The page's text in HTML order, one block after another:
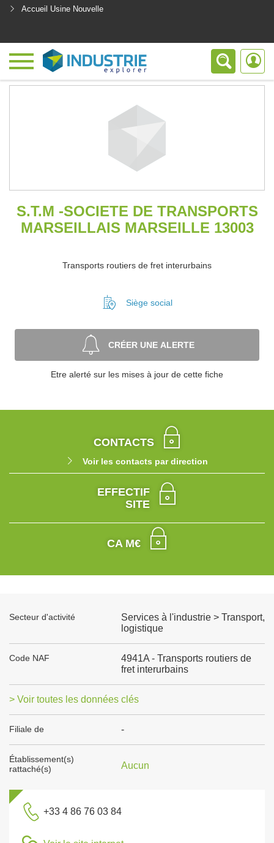
Accueil Usine Nouvelle
S.T.M -SOCIETE DE TRANSPORTS
MARSEILLAIS MARSEILLE 13003
Transports routiers de fret interurbains
Siège social
CRÉER UNE ALERTE
Etre alerté sur les mises à jour de cette fiche
CONTACTS
Voir les contacts par direction
EFFECTIF
SITE
CA M€
Secteur d'activité
Services à l'industrie > Transport,
logistique
Code NAF
4941A - Transports routiers de
fret interurbains
> Voir toutes les données clés
Filiale de -
Établissement(s)
rattaché(s)
Aucun
+33 4 86 76 03 84